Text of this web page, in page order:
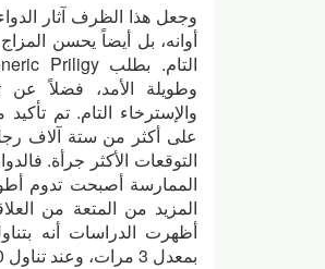
وجعل هذا الظرف آثار
أوانه، بل أيضاً يحسن
وطويلة الأمد، فضلاً عن
والإسترخاء التام. تم
على أكثر من ستة آلاف
التوقعات الأكثر جرأة.
المزيد من المتعة من
بمعدل 3 مرات، وعند تناول 60 ملغ بـ 4 مرات.